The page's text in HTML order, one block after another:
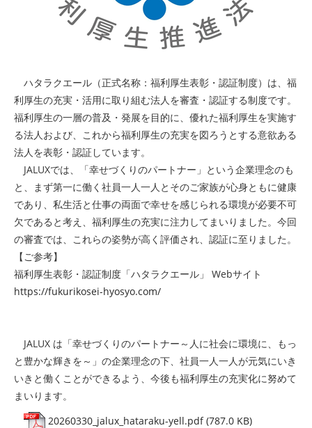
ハタラクエール（正式名称：福利厚生表彰・認証制度）は、福
利厚生の充実・活用に取り組む法人を審査・認証する制度です。
福利厚生の一層の普及・発展を目的に、優れた福利厚生を実施す
る法人および、これから福利厚生の充実を図ろうとする意欲ある
法人を表彰・認証しています。
JALUXでは、「幸せづくりのパートナー」という企業理念のも
と、まず第一に働く社員一人一人とそのご家族が心身ともに健康
であり、私生活と仕事の両面で幸せを感じられる環境が必要不可
欠であると考え、福利厚生の充実に注力してまいりました。今回
の審査では、これらの姿勢が高く評価され、認証に至りました。
【ご参考】
福利厚生表彰・認証制度「ハタラクエール」 Webサイト
https://fukurikosei-hyosyo.com/
JALUX は「幸せづくりのパートナー～人に社会に環境に、もっ
と豊かな輝きを～」の企業理念の下、社員一人一人が元気にいき
いきと働くことができるよう、今後も福利厚生の充実化に努めて
まいります。
20260330_jalux_hataraku-yell.pdf (787.0 KB)